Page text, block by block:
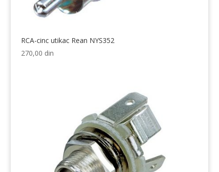
RCA-cinc utikac Rean NYS352
270,00 din